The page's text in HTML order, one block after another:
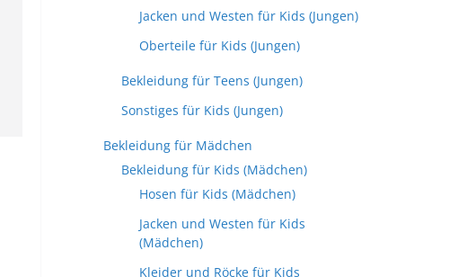
Jacken und Westen für Kids (Jungen)
Oberteile für Kids (Jungen)
Bekleidung für Teens (Jungen)
Sonstiges für Kids (Jungen)
Bekleidung für Mädchen
Bekleidung für Kids (Mädchen)
Hosen für Kids (Mädchen)
Jacken und Westen für Kids
(Mädchen)
Kleider und Röcke für Kids